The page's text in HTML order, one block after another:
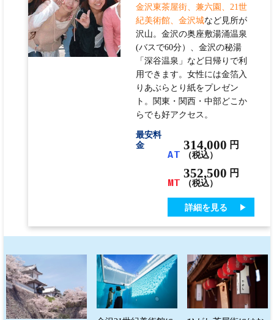
金沢東茶屋街、兼六園、21世
紀美術館、金沢城など見所が
沢山。金沢の奥座敷湯涌温泉
(バスで60分）、金沢の秘湯
「深谷温泉」など日帰りで利
用できます。女性には金箔入
りあぶらとり紙をプレゼン
ト。関東・関西・中部どこか
らでも好アクセス。
最安料
金
AT
314,000 円
（税込）
MT
352,500 円
（税込）
詳細を見る